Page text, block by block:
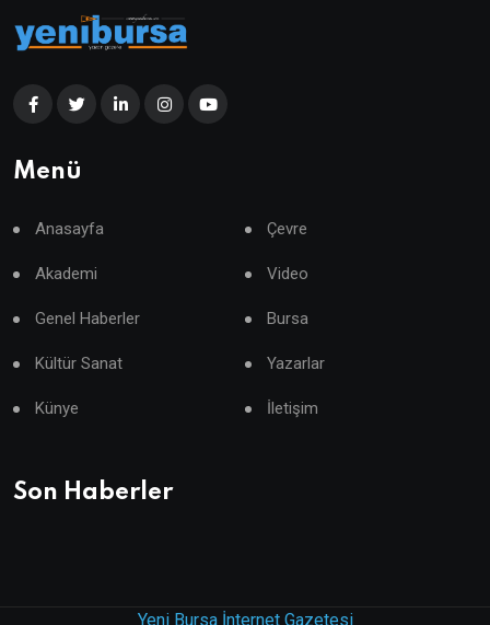
Menü
Anasayfa Çevre
Akademi Video
Genel Haberler Bursa
Kültür Sanat Yazarlar
Künye İletişim
Son Haberler
Yeni Bursa İnternet Gazetesi